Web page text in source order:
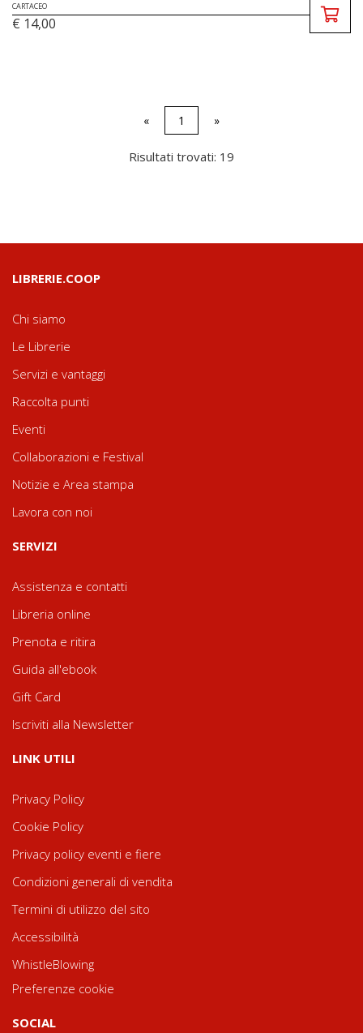
CARTACEO
€ 14,00
« 1 »
Risultati trovati: 19
LIBRERIE.COOP
Chi siamo
Le Librerie
Servizi e vantaggi
Raccolta punti
Eventi
Collaborazioni e Festival
Notizie e Area stampa
Lavora con noi
SERVIZI
Assistenza e contatti
Libreria online
Prenota e ritira
Guida all'ebook
Gift Card
Iscriviti alla Newsletter
LINK UTILI
Privacy Policy
Cookie Policy
Privacy policy eventi e fiere
Condizioni generali di vendita
Termini di utilizzo del sito
Accessibilità
WhistleBlowing
Preferenze cookie
SOCIAL